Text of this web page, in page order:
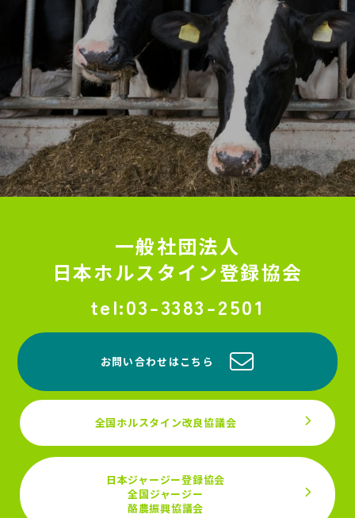
一般社団法人
日本ホルスタイン登録協会
03-3383-2501
お問い合わせはこちら
全国ホルスタイン改良協議会
日本ジャージー登録協会
全国ジャージー
酪農振興協議会